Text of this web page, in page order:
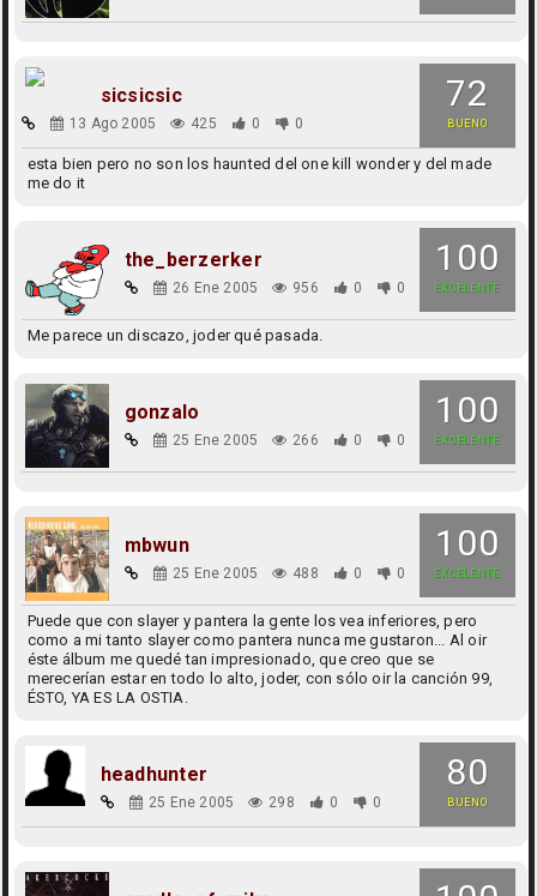
72
BUENO
sicsicsic
13 Ago 2005 425 0 0
esta bien pero no son los haunted del one kill wonder y del made
me do it
100
EXCELENTE
the_berzerker
26 Ene 2005 956 0 0
Me parece un discazo, joder qué pasada.
100
EXCELENTE
gonzalo
25 Ene 2005 266 0 0
100
EXCELENTE
mbwun
25 Ene 2005 488 0 0
Puede que con slayer y pantera la gente los vea inferiores, pero
como a mi tanto slayer como pantera nunca me gustaron... Al oir
éste álbum me quedé tan impresionado, que creo que se
merecerían estar en todo lo alto, joder, con sólo oir la canción 99,
ÉSTO, YA ES LA OSTIA.
80
BUENO
headhunter
25 Ene 2005 298 0 0